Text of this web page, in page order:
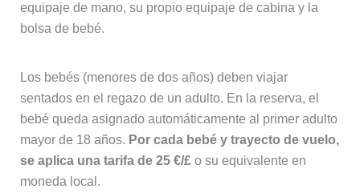
equipaje de mano, su propio equipaje de cabina y la
bolsa de bebé.
Los bebés (menores de dos años) deben viajar
sentados en el regazo de un adulto. En la reserva, el
bebé queda asignado automáticamente al primer adulto
mayor de 18 años. Por cada bebé y trayecto de vuelo,
se aplica una tarifa de 25 €/£o su equivalente en
moneda local.